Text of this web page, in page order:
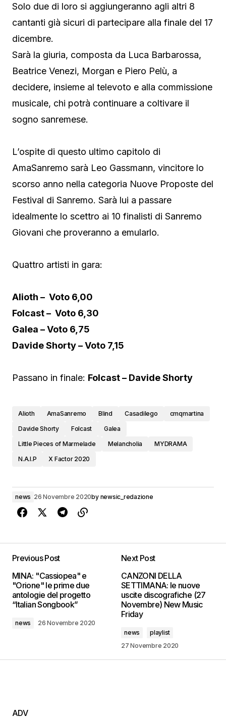
Solo due di loro si aggiungeranno agli altri 8
cantanti già sicuri di partecipare alla finale del 17
dicembre.
Sarà la giuria, composta da Luca Barbarossa,
Beatrice Venezi, Morgan e Piero Pelù, a
decidere, insieme al televoto e alla commissione
musicale, chi potrà continuare a coltivare il
sogno sanremese.
L’ospite di questo ultimo capitolo di
AmaSanremo sarà Leo Gassmann, vincitore lo
scorso anno nella categoria Nuove Proposte del
Festival di Sanremo. Sarà lui a passare
idealmente lo scettro ai 10 finalisti di Sanremo
Giovani che proveranno a emularlo.
Quattro artisti in gara:
Alioth – Voto 6,00
Folcast – Voto 6,30
Galea – Voto 6,75
Davide Shorty – Voto 7,15
Passano in finale: Folcast – Davide Shorty
Alioth AmaSanremo Blind Casadilego
cmqmartina
Davide Shorty
Folcast
Galea
Little Pieces of Marmelade
Melancholia
MYDRAMA
N.A.I.P
X Factor 2020
news 26 Novembre 2020by newsic_redazione
Previous Post
MINA: "Cassiopea" e
"Orione" le prime due
antologie del progetto
“Italian Songbook”
news 26 Novembre 2020
Next Post
CANZONI DELLA
SETTIMANA: le nuove
uscite discografiche (27
Novembre) New Music
Friday
news
playlist
27 Novembre 2020
ADV